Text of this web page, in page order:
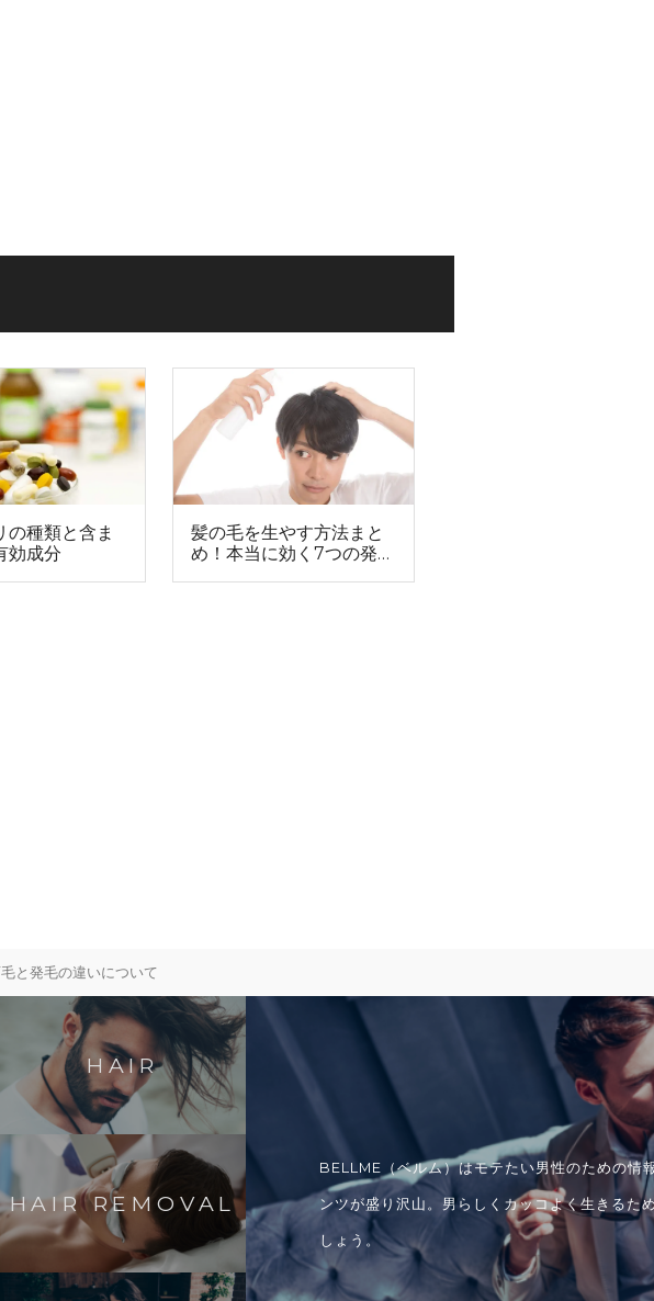
の種類と含ま
効成分
髪の毛を生やす方法まと
め！本当に効く7つの発毛
と発毛の違いについて
HAIR
HAIR REMOVAL
BELLME（ベルム）はモテたい男性のための情
ンツが盛り沢山。男らしくカッコよく生きるた
しょう。